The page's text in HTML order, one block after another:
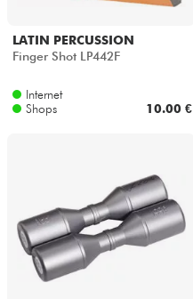
LATIN PERCUSSION
Finger Shot LP442F
Internet
Shops
10.00 €